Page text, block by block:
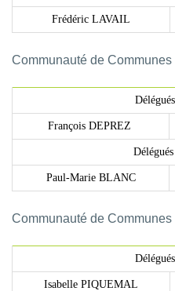
Frédéric LAVAIL
Communauté de
François DEPREZ
Paul-Marie BLANC
Communauté de
Isabelle PIQUEMAL